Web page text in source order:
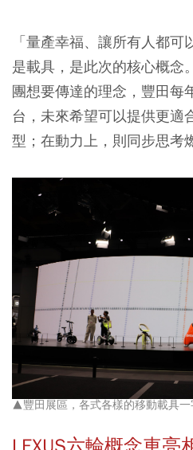
「量產幸福、讓所有人都
是載具，是此次的核心概念
團想要傳達的理念，豐田每
台，未來希望可以提供更適
型；在動力上，則同步思考
▲豐田展區，各式各樣的移動載具一